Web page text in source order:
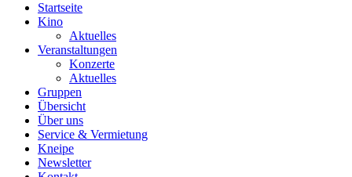
Startseite
Kino
Aktuelles
Veranstaltungen
Konzerte
Aktuelles
Gruppen
Übersicht
Über uns
Service & Vermietung
Kneipe
Newsletter